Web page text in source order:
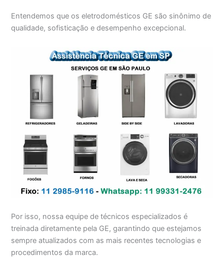
Entendemos que os eletrodomésticos GE são sinônimo de
qualidade, sofisticação e desempenho excepcional.
Por isso, nossa equipe de técnicos especializados é
treinada diretamente pela GE, garantindo que estejamos
sempre atualizados com as mais recentes tecnologias e
procedimentos da marca.